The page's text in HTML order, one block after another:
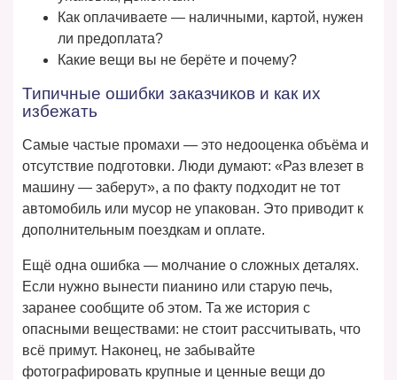
Как оплачиваете — наличными, картой, нужен
ли предоплата?
Какие вещи вы не берёте и почему?
Типичные ошибки заказчиков и как их
избежать
Самые частые промахи — это недооценка объёма и
отсутствие подготовки. Люди думают: «Раз влезет в
машину — заберут», а по факту подходит не тот
автомобиль или мусор не упакован. Это приводит к
дополнительным поездкам и оплате.
Ещё одна ошибка — молчание о сложных деталях.
Если нужно вынести пианино или старую печь,
заранее сообщите об этом. Та же история с
опасными веществами: не стоит рассчитывать, что
всё примут. Наконец, не забывайте
фотографировать крупные и ценные вещи до